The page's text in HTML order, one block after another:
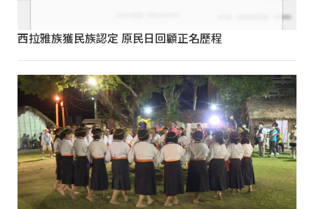
西拉雅族獲民族認定 原民日回顧正名歷程